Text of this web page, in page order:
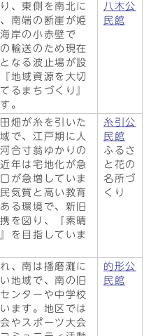
、東側を南北に
南端の断崖が姫
岸の小赤壁で
輸送のため現在
なる波止場が設
地域資源を大切
るまちづくり』
。
八木公
民館
畑が糸を引いた
で、江戸期に人
合寸翁ゆかりの
年は宅地化が急
が急増していま
気質と高い教育
る環境で、新旧
を図り、『素晴
を目指していま
糸引公
民館
ふるさ
と花の
名所づ
くり
、南は播磨灘に
地域で、南の旧
ンターや中学校
ます。地区では
やスポーツ大会
的形公
民館